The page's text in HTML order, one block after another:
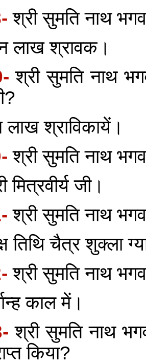
श्री सुमति नाथ
लाख श्रावक।
श्री सुमति नाथ
लाख श्राविकायें।
श्री सुमति नाथ
मित्रवीर्य जी।
श्री सुमति नाथ
तिथि चैत्र शुक्ला
श्री सुमति नाथ
काल में।
श्री सुमति नाथ
किया?